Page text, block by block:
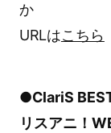
か
URLはこちら
●ClariS
リスアニ！